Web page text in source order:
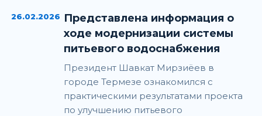
26.02.2026 Представлена информация о
ходе модернизации системы
питьевого водоснабжения
Президент Шавкат Мирзиёев в
городе Термезе ознакомился с
практическими результатами проекта
по улучшению питьевого